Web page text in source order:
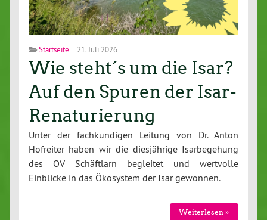
Startseite 21. Juli 2026
Wie steht´s um die Isar?
Auf den Spuren der Isar-
Renaturierung
Unter der fach­kun­di­gen Leitung von Dr. Anton
Hofreiter haben wir die dies­jäh­ri­ge Is­ar­be­ge­hung
des OV Schäft­larn begleitet und wertvolle
Einblicke in das Ökosystem der Isar gewonnen.
Wei­ter­le­sen »